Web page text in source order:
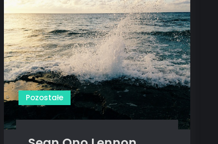
Pozostałe